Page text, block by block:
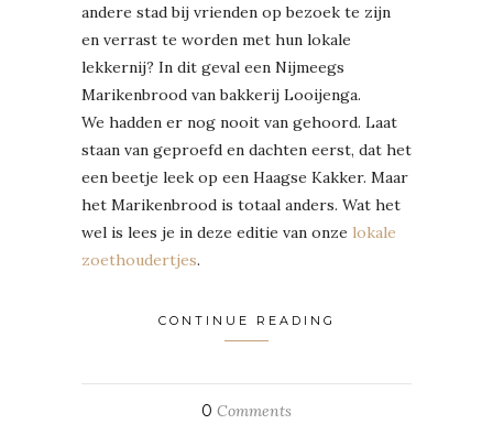
andere stad bij vrienden op bezoek te zijn
en verrast te worden met hun lokale
lekkernij? In dit geval een Nijmeegs
Marikenbrood van bakkerij Looijenga.
We hadden er nog nooit van gehoord. Laat
staan van geproefd en dachten eerst, dat het
een beetje leek op een Haagse Kakker. Maar
het Marikenbrood is totaal anders. Wat het
wel is lees je in deze editie van onze lokale
zoethoudertjes.
CONTINUE READING
0 Comments